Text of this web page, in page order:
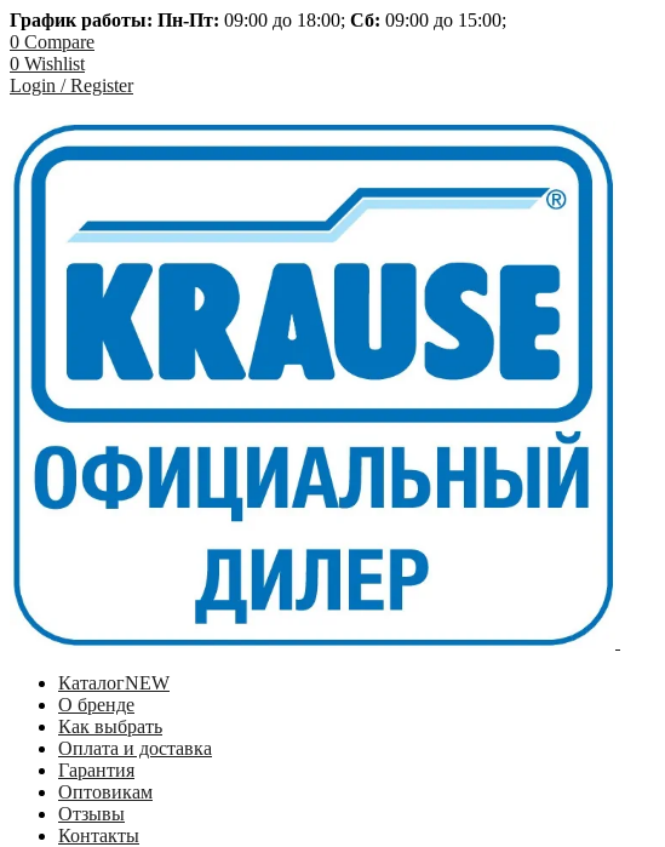
График работы: Пн-Пт: 09:00 до 18:00; Сб: 09:00 до 15:00;
0 Compare
0 Wishlist
Login / Register
КаталогNEW
О бренде
Как выбрать
Оплата и доставка
Гарантия
Оптовикам
Отзывы
Контакты